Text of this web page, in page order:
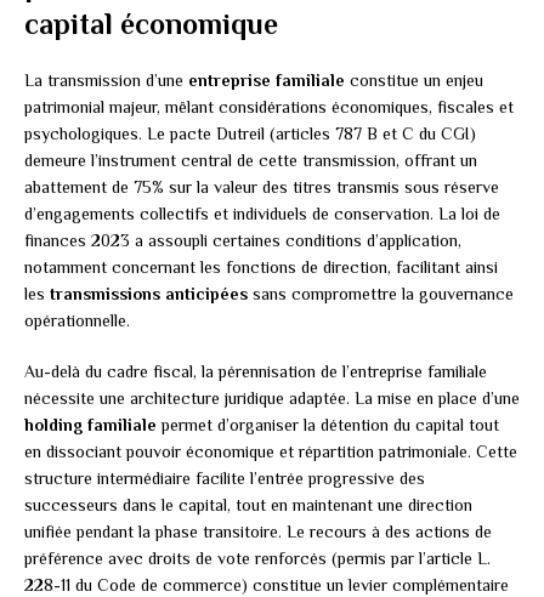
capital économique
La transmission d’une entreprise familiale constitue un enjeu
patrimonial majeur, mêlant considérations économiques, fiscales et
psychologiques. Le pacte Dutreil (articles 787 B et C du CGI)
demeure l’instrument central de cette transmission, offrant un
abattement de 75% sur la valeur des titres transmis sous réserve
d’engagements collectifs et individuels de conservation. La loi de
finances 2023 a assoupli certaines conditions d’application,
notamment concernant les fonctions de direction, facilitant ainsi
les transmissions anticipées sans compromettre la gouvernance
opérationnelle.
Au-delà du cadre fiscal, la pérennisation de l’entreprise familiale
nécessite une architecture juridique adaptée. La mise en place d’une
holding familiale permet d’organiser la détention du capital tout
en dissociant pouvoir économique et répartition patrimoniale. Cette
structure intermédiaire facilite l’entrée progressive des
successeurs dans le capital, tout en maintenant une direction
unifiée pendant la phase transitoire. Le recours à des actions de
préférence avec droits de vote renforcés (permis par l’article L.
228-11 du Code de commerce) constitue un levier complémentaire